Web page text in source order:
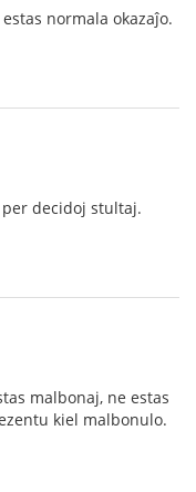
normala okazaĵo.
decidoj stultaj.
malbonaj, ne estas
kiel malbonulo.